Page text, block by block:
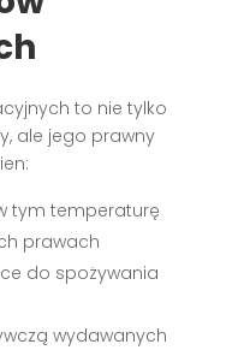
to nie tylko
ale jego prawny
tym temperaturę
prawach
do spożywania
wydawanych